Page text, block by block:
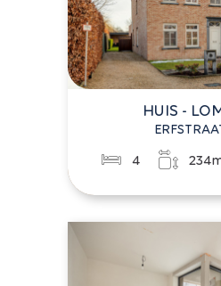
HUIS -
4